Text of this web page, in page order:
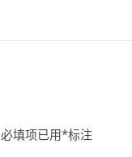
必填项已用*标注